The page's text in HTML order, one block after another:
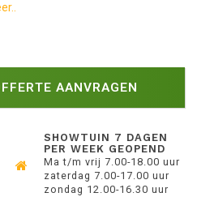
AANVRAGEN
SHOWTUIN 7 DAGEN
PER WEEK GEOPEND
Ma t/m vrij 7.00-18.00 uur
zaterdag 7.00-17.00 uur
zondag 12.00-16.30 uur